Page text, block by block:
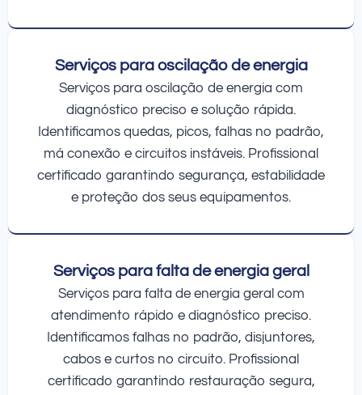
Serviços para oscilação de energia
Serviços para oscilação de energia com
diagnóstico preciso e solução rápida.
Identificamos quedas, picos, falhas no padrão,
má conexão e circuitos instáveis. Profissional
certificado garantindo segurança, estabilidade
e proteção dos seus equipamentos.
Serviços para falta de energia geral
Serviços para falta de energia geral com
atendimento rápido e diagnóstico preciso.
Identificamos falhas no padrão, disjuntores,
cabos e curtos no circuito. Profissional
certificado garantindo restauração segura,